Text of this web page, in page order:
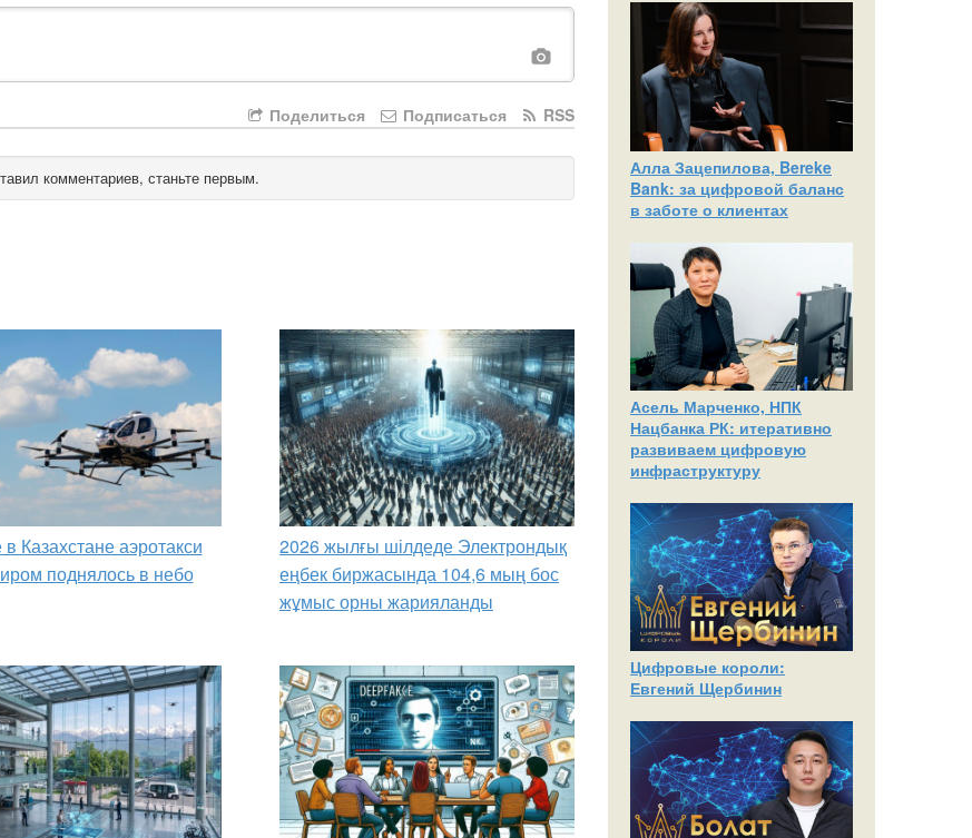
RSS
Подписаться
Поделиться
комментариев, станьте первым.
Казахстане аэротакси
поднялось в небо
2026 жылғы шілдеде Электрондық
еңбек биржасында 104,6 мың бос
жұмыс орны жарияланды
Алла Зацепилова, Bereke
Bank: за цифровой баланс
в заботе о клиентах
Асель Марченко, НПК
Нацбанка РК: итеративно
развиваем цифровую
инфраструктуру
Цифровые короли:
Евгений Щербинин